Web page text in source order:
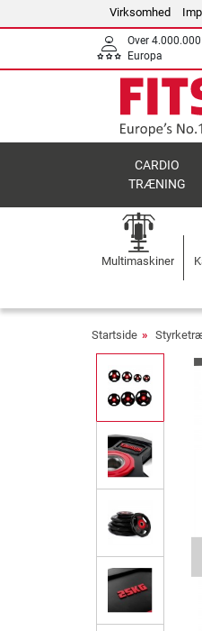
Virksomhed
Over
Europa
CARDIO
TRÆNING
Multimaskiner
Startside